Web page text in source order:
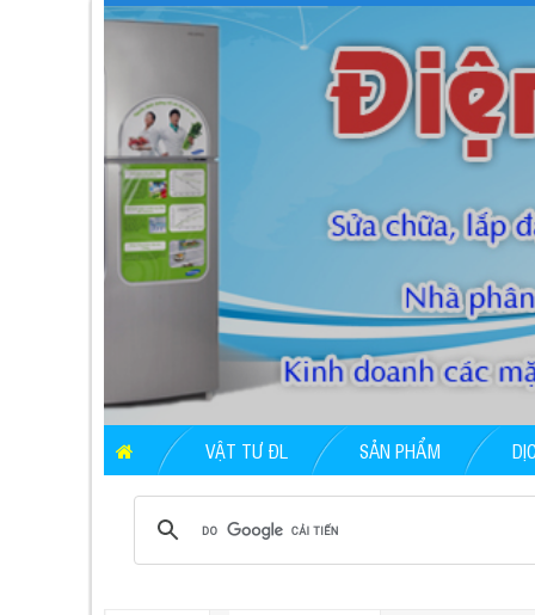
VẬT TƯ ĐL SẢN PHẨM